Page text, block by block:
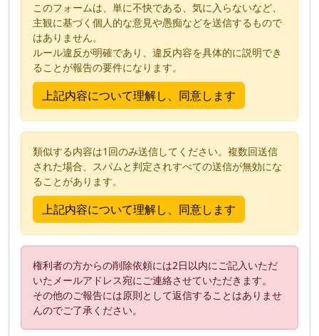
このフォームは、単に不快である、気に入らないなど、
主観に基づく個人的な意見や愚痴などを送信するもので
はありません。
ルール違反が明確であり、違反内容を具体的に説明でき
ることが報告の要件になります。
類似する内容は1回のみ送信してください。複数回送信
された場合、スパムと判定されすべての送信が無効にな
ることがあります。
権利者の方からの削除依頼には2日以内にご記入いただ
いたメールアドレス宛にご連絡させていただきます。
その他のご報告には原則として返信することはありませ
んのでご了承ください。